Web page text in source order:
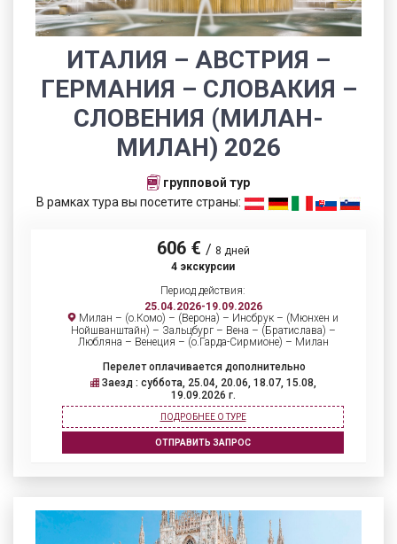
ИТАЛИЯ – АВСТРИЯ –
ГЕРМАНИЯ – СЛОВАКИЯ –
СЛОВЕНИЯ (МИЛАН-
МИЛАН) 2026
групповой тур
В рамках тура вы посетите страны:
606 € / 8 дней
4 экскурсии
Период действия:
25.04.2026-19.09.2026
Милан – (о.Комо) – (Верона) – Инсбрук – (Мюнхен и
Нойшванштайн) – Зальцбург – Вена – (Братислава) –
Любляна – Венеция – (о.Гарда-Сирмионе) – Милан
Перелет оплачивается дополнительно
Заезд : суббота, 25.04, 20.06, 18.07, 15.08,
19.09.2026 г.
ПОДРОБНЕЕ О ТУРЕ
ОТПРАВИТЬ ЗАПРОС